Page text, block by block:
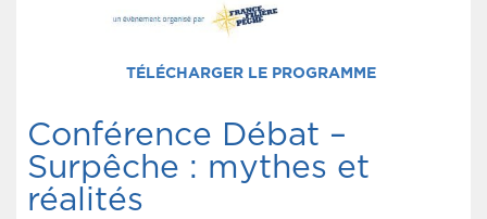
TÉLÉCHARGER LE PROGRAMME
Conférence Débat –
Surpêche : mythes et
réalités